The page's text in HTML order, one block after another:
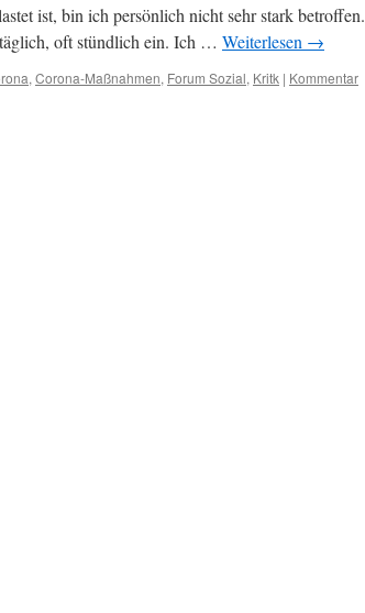
ist, bin ich persönlich nicht sehr stark betroffen.
oft stündlich ein. Ich … Weiterlesen →
, Corona-Maßnahmen, Forum Sozial, Kritk | Kommentar